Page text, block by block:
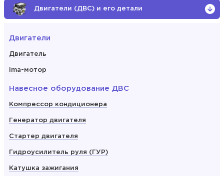
Двигатели (ДВС) и его детали
Двигатели
Двигатель
Ima-мотор
Навесное оборудование ДВС
Компрессор кондиционера
Генератор двигателя
Стартер двигателя
Гидроусилитель руля (ГУР)
Катушка зажигания